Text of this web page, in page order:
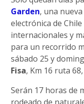
Garden, una
electrónica de Chile
internacionales y
para un recorrido
sábado 25 y
Fisa, Km 16 ruta
Serán 17 horas de